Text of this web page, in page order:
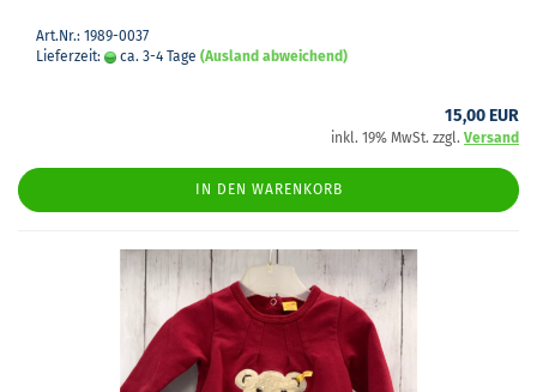
Art.Nr.: 1989-0037
Lieferzeit:
ca. 3-4 Tage (Ausland abweichend)
15,00 EUR
inkl. 19% MwSt. zzgl. Versand
IN DEN WARENKORB